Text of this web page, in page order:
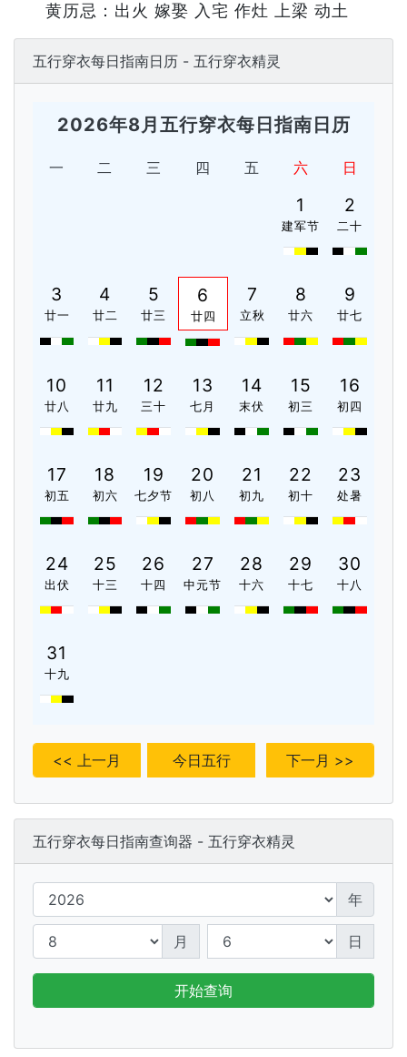
黄历忌：出火 嫁娶 入宅 作灶 上梁 动土
五行穿衣每日指南日历 - 五行穿衣精灵
2026年8月五行穿衣每日指南日历
一 二 三 四 五 六 日
1
建军节
2
二十
3
廿一
4
廿二
5
廿三
6
廿四
7
立秋
8
廿六
9
廿七
10
廿八
11
廿九
12
三十
13
七月
14
末伏
15
初三
16
初四
17
初五
18
初六
19
七夕节
20
初八
21
初九
22
初十
23
处暑
24
出伏
25
十三
26
十四
27
中元节
28
十六
29
十七
30
十八
31
十九
<< 上一月 今日五行 下一月 >>
五行穿衣每日指南查询器 - 五行穿衣精灵
年
月 日
开始查询